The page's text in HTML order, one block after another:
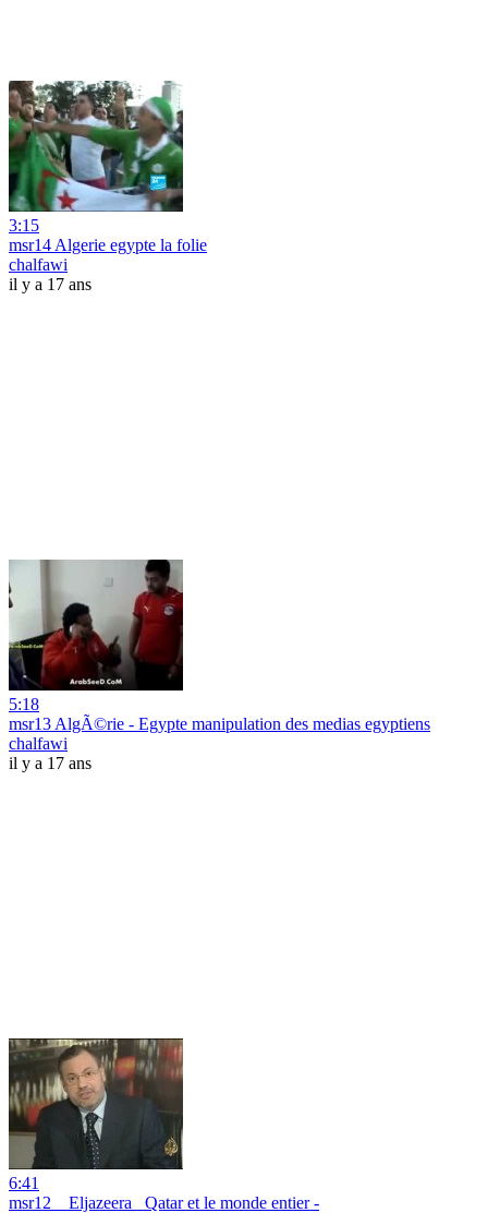
3:15
msr14 Algerie egypte la folie
chalfawi
il y a 17 ans
5:18
msr13 AlgÃ©rie - Egypte manipulation des medias egyptiens
chalfawi
il y a 17 ans
6:41
msr12 _ Eljazeera_ Qatar et le monde entier -